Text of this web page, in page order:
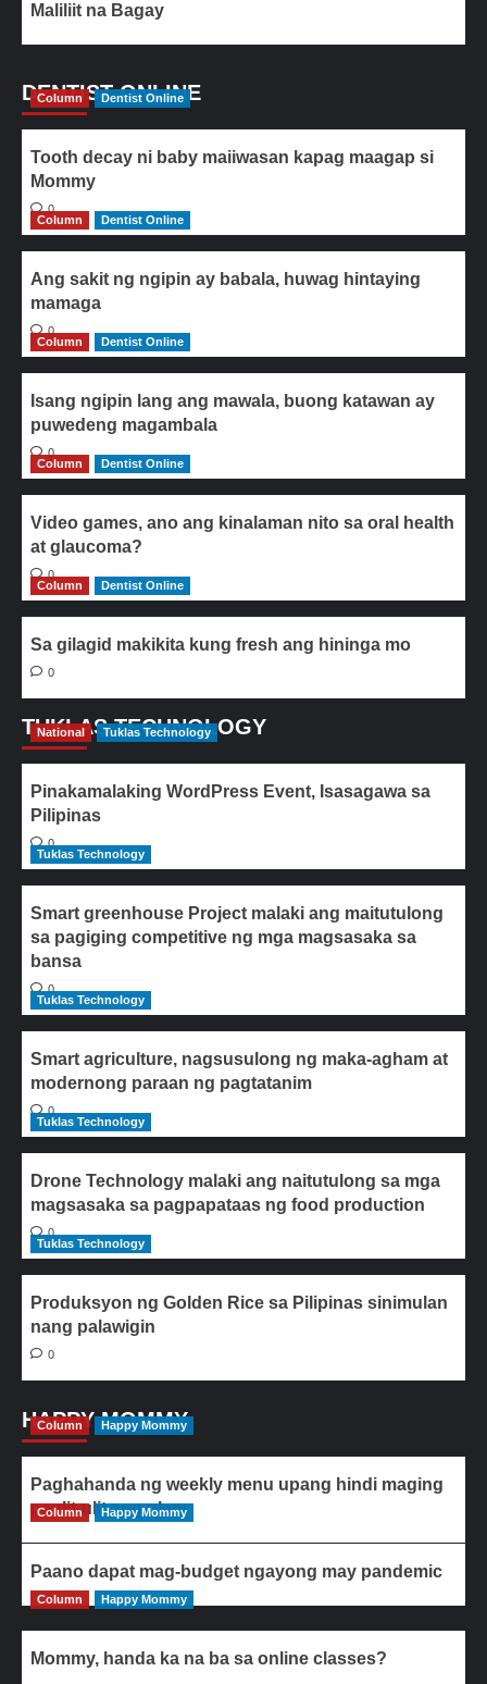
Maliliit na Bagay
DENTIST ONLINE
Column Dentist Online
Tooth decay ni baby maiiwasan kapag maagap si
Mommy
0
Column
Dentist Online
Ang sakit ng ngipin ay babala, huwag hintaying
mamaga
0
Column
Dentist Online
Isang ngipin lang ang mawala, buong katawan ay
puwedeng magambala
0
Column
Dentist Online
Video games, ano ang kinalaman nito sa oral health
at glaucoma?
0
Column
Dentist Online
Sa gilagid makikita kung fresh ang hininga mo
0
TUKLAS TECHNOLOGY
National Tuklas Technology
Pinakamalaking WordPress Event, Isasagawa sa
Pilipinas
0
Tuklas Technology
Smart greenhouse Project malaki ang maitutulong
sa pagiging competitive ng mga magsasaka sa
bansa
0
Tuklas Technology
Smart agriculture, nagsusulong ng maka-agham at
modernong paraan ng pagtatanim
0
Tuklas Technology
Drone Technology malaki ang naitutulong sa mga
magsasaka sa pagpapataas ng food production
0
Tuklas Technology
Produksyon ng Golden Rice sa Pilipinas sinimulan
nang palawigin
0
HAPPY MOMMY
Column Happy Mommy
Paghahanda ng weekly menu upang hindi maging
paulit-ulit ang ulam
Column Happy Mommy
Paano dapat mag-budget ngayong may pandemic
Column Happy Mommy
Mommy, handa ka na ba sa online classes?